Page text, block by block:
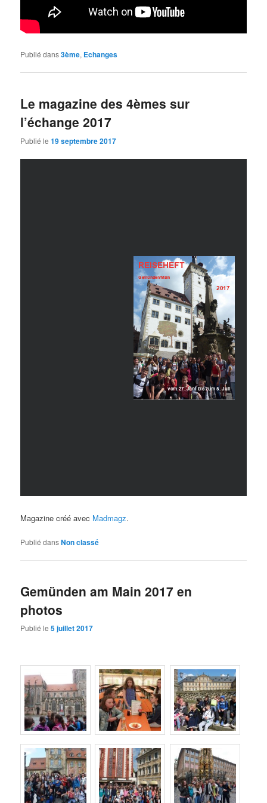
Publié dans3ème, Echanges
Le magazine des 4èmes sur
l’échange 2017
Publié le19 septembre 2017
Magazine créé avec Madmagz.
Publié dansNon classé
Gemünden am Main 2017 en
photos
Publié le5 juillet 2017